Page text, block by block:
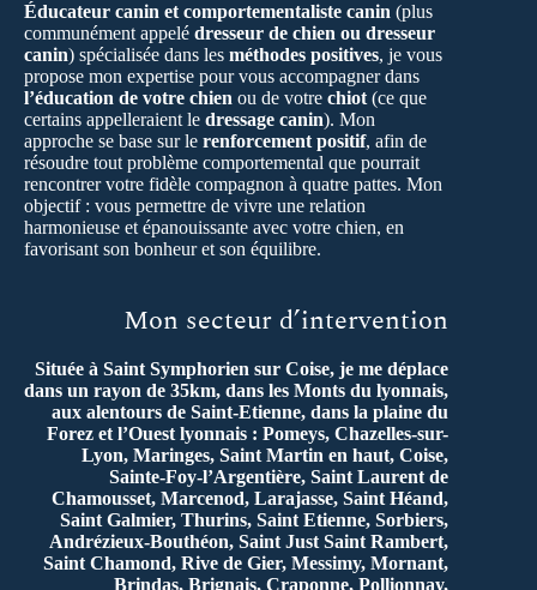
Éducateur canin et comportementaliste canin (plus
communément appelé dresseur de chien ou dresseur
canin) spécialisée dans les méthodes positives, je vous
propose mon expertise pour vous accompagner dans
l’éducation de votre chien ou de votre chiot (ce que
certains appelleraient le dressage canin). Mon
approche se base sur le renforcement positif, afin de
résoudre tout problème comportemental que pourrait
rencontrer votre fidèle compagnon à quatre pattes. Mon
objectif : vous permettre de vivre une relation
harmonieuse et épanouissante avec votre chien, en
favorisant son bonheur et son équilibre.
Mon secteur d’intervention
Située à Saint Symphorien sur Coise, je me déplace
dans un rayon de 35km, dans les Monts du lyonnais,
aux alentours de Saint-Etienne, dans la plaine du
Forez et l’Ouest lyonnais : Pomeys, Chazelles-sur-
Lyon, Maringes, Saint Martin en haut, Coise,
Sainte-Foy-l’Argentière, Saint Laurent de
Chamousset, Marcenod, Larajasse, Saint Héand,
Saint Galmier, Thurins, Saint Etienne, Sorbiers,
Andrézieux-Bouthéon, Saint Just Saint Rambert,
Saint Chamond, Rive de Gier, Messimy, Mornant,
Brindas, Brignais, Craponne, Pollionnay,